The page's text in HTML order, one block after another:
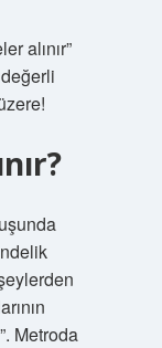
alınır”
Metroda